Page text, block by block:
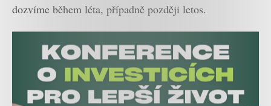
dozvíme během léta, případně později letos.